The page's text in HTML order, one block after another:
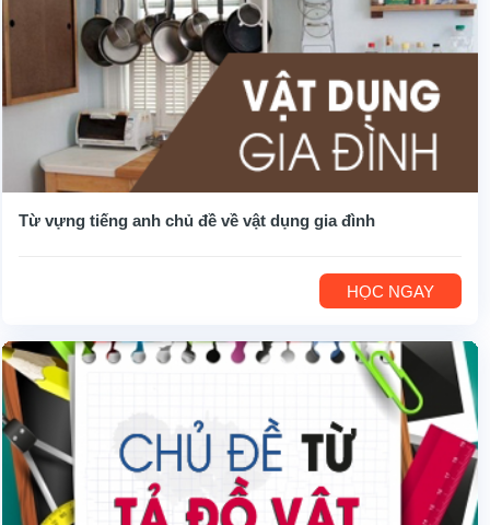
Từ vựng tiếng anh chủ đề về vật dụng gia đình
HỌC NGAY